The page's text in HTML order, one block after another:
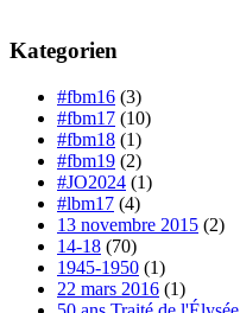
Kategorien
#fbm16 (3)
#fbm17 (10)
#fbm18 (1)
#fbm19 (2)
#JO2024 (1)
#lbm17 (4)
13 novembre 2015 (2)
14-18 (70)
1945-1950 (1)
22 mars 2016 (1)